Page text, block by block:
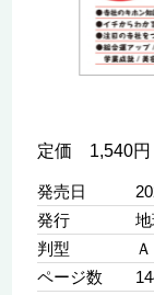
定価 1,540円
発売日
発行
判型
ページ数